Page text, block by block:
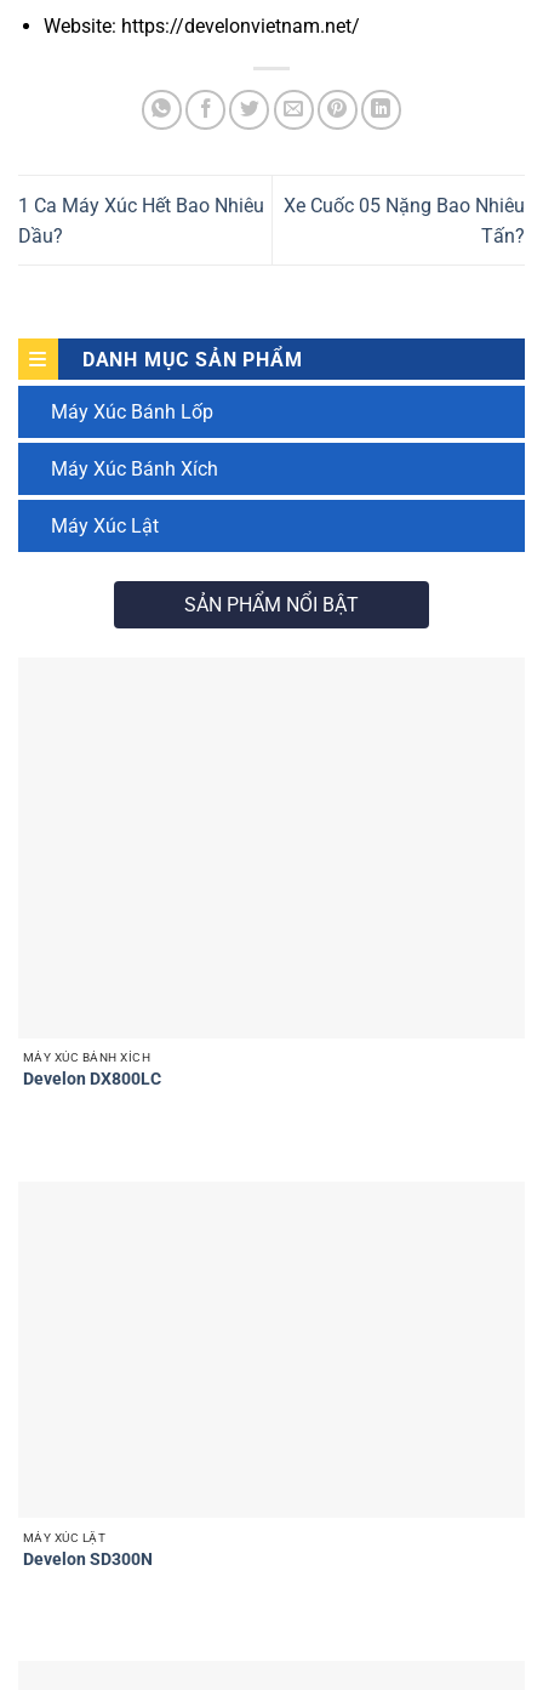
Website: https://develonvietnam.net/
1 Ca Máy Xúc Hết Bao Nhiêu
Dầu?
Xe Cuốc 05 Nặng Bao Nhiêu
Tấn?
DANH MỤC SẢN PHẨM
Máy Xúc Bánh Lốp
Máy Xúc Bánh Xích
Máy Xúc Lật
SẢN PHẨM NỔI BẬT
MÁY XÚC BÁNH XÍCH
Develon DX800LC
MÁY XÚC LẬT
Develon SD300N